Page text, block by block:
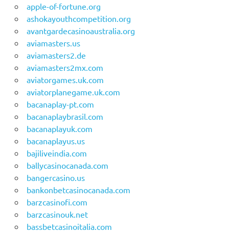
apple-of-fortune.org
ashokayouthcompetition.org
avantgardecasinoaustralia.org
aviamasters.us
aviamasters2.de
aviamasters2mx.com
aviatorgames.uk.com
aviatorplanegame.uk.com
bacanaplay-pt.com
bacanaplaybrasil.com
bacanaplayuk.com
bacanaplayus.us
bajiliveindia.com
ballycasinocanada.com
bangercasino.us
bankonbetcasinocanada.com
barzcasinofi.com
barzcasinouk.net
bassbetcasinoitalia.com